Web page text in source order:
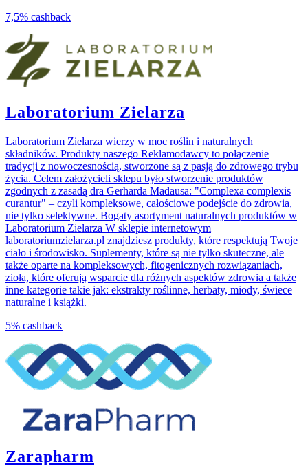
7,5% cashback
Laboratorium Zielarza
Laboratorium Zielarza wierzy w moc roślin i naturalnych
składników. Produkty naszego Reklamodawcy to połączenie
tradycji z nowoczesnością, stworzone są z pasją do zdrowego trybu
życia. Celem założycieli sklepu było stworzenie produktów
zgodnych z zasadą dra Gerharda Madausa: "Complexa complexis
curantur" – czyli kompleksowe, całościowe podejście do zdrowia,
nie tylko selektywne. Bogaty asortyment naturalnych produktów w
Laboratorium Zielarza W sklepie internetowym
laboratoriumzielarza.pl znajdziesz produkty, które respektują Twoje
ciało i środowisko. Suplementy, które są nie tylko skuteczne, ale
także oparte na kompleksowych, fitogenicznych rozwiązaniach,
zioła, które oferują wsparcie dla różnych aspektów zdrowia a także
inne kategorie takie jak: ekstrakty roślinne, herbaty, miody, świece
naturalne i książki.
5% cashback
Zarapharm